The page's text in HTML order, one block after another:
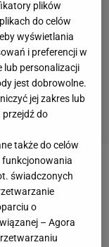
Niektórzy z
mebla w
zestawu
się
plików
do celów
wyświetlania
i preferencji w
lub personalizacji
jest dobrowolne.
jej zakres lub
przejdź do
także do celów
funkcjonowania
świadczonych
o
– Agora